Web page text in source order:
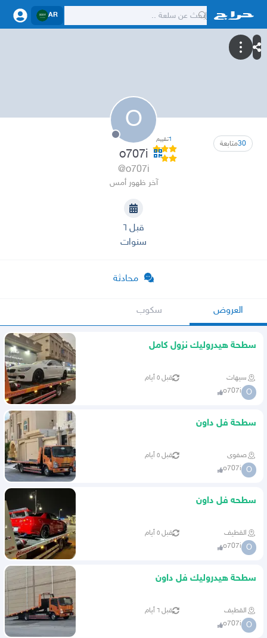
AR
O
30متابعة 1تقييم
o707i
@o707i
آخر ظهور أمس
قبل ٦
سنوات
محادثة
العروض سكوب
سطحة هيدروليك نزول كامل
سيهات قبل ٥ أيام
O
o707i
سطحة فل داون
صفوى قبل ٥ أيام
O
o707i
سطحه فل داون
القطيف قبل ٥ أيام
O
o707i
سطحة هيدروليك فل داون
القطيف قبل ٦ أيام
O
o707i